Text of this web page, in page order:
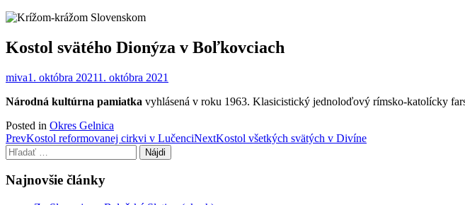
Kostol svätého Dionýza v Boľkovciach
miva1. októbra 20211. októbra 2021
Národná kultúrna pamiatka vyhlásená v roku 1963. Klasicistický jednoloďový rímsko-katolícky
Posted in Okres Gelnica
Post
navigation
PrevKostol reformovanej cirkvi v LučenciNextKostol všetkých svätých v Divíne
Hľadať:
Najnovšie články